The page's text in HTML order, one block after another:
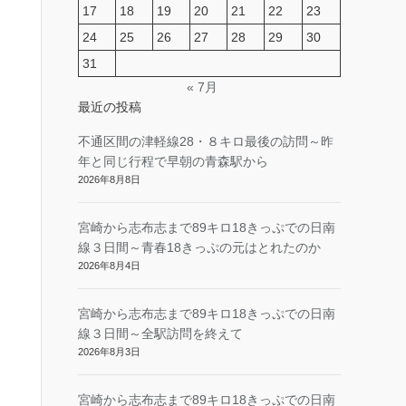
17 18 19 20 21 22
23
24
25 26 27 28 29
30
31
« 7月
最近の投稿
不通区間の津軽線28・８キロ最後の訪問～昨
年と同じ行程で早朝の青森駅から
2026年8月8日
宮崎から志布志まで89キロ18きっぷでの日南
線３日間～青春18きっぷの元はとれたのか
2026年8月4日
宮崎から志布志まで89キロ18きっぷでの日南
線３日間～全駅訪問を終えて
2026年8月3日
宮崎から志布志まで89キロ18きっぷでの日南